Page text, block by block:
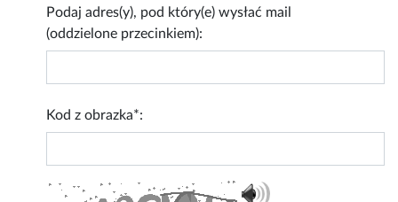
Podaj adres(y), pod który(e) wysłać mail
(oddzielone przecinkiem):
Kod z obrazka*: